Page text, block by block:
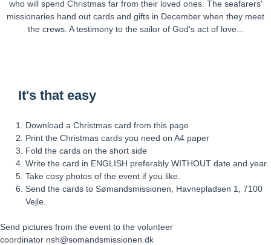
who will spend Christmas far from their loved ones. The seafarers'
missionaries hand out cards and gifts in December when they meet
the crews. A testimony to the sailor of God's act of love...
It's that easy
Download a Christmas card from this page
Print the Christmas cards you need on A4 paper
Fold the cards on the short side
Write the card in ENGLISH preferably WITHOUT date and year.
Take cosy photos of the event if you like.
Send the cards to Sømandsmissionen, Havnepladsen 1, 7100
Vejle.
Send pictures from the event to the volunteer
coordinator nsh@somandsmissionen.dk